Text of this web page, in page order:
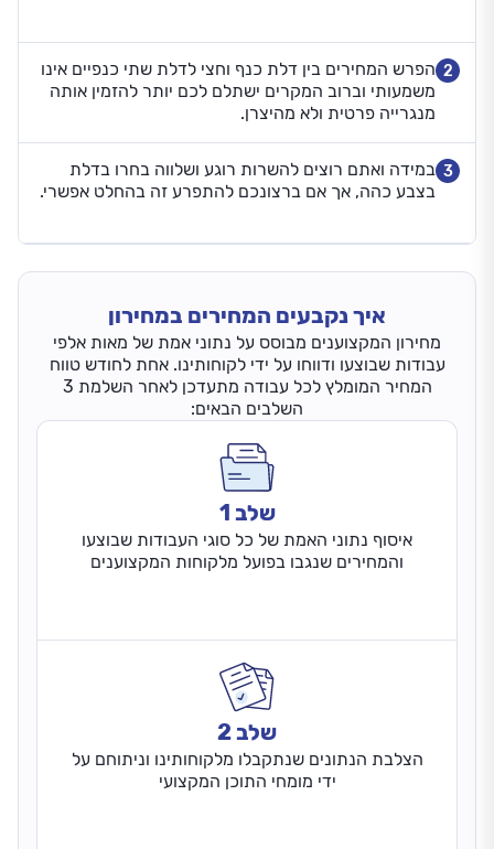
2 הפרש המחירים בין דלת כנף וחצי לדלת שתי כנפיים אינו
משמעותי וברוב המקרים ישתלם לכם יותר להזמין אותה
מנגרייה פרטית ולא מהיצרן.
3 במידה ואתם רוצים להשרות רוגע ושלווה בחרו בדלת
בצבע כהה, אך אם ברצונכם להתפרע זה בהחלט אפשרי.
איך נקבעים המחירים במחירון
מחירון המקצוענים מבוסס על נתוני אמת של מאות אלפי
עבודות שבוצעו ודווחו על ידי לקוחותינו. אחת לחודש טווח
המחיר המומלץ לכל עבודה מתעדכן לאחר השלמת 3
השלבים הבאים:
שלב 1
איסוף נתוני האמת של כל סוגי העבודות שבוצעו
והמחירים שנגבו בפועל מלקוחות המקצוענים
שלב 2
הצלבת הנתונים שנתקבלו מלקוחותינו וניתוחם על
ידי מומחי התוכן המקצועי